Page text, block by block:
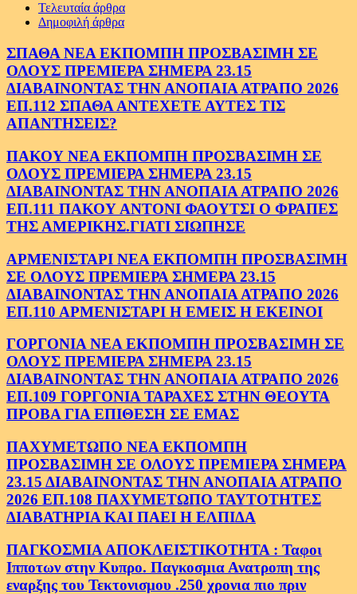
Τελευταία άρθρα
Δημοφιλή άρθρα
ΣΠΑΘΑ ΝΕΑ ΕΚΠΟΜΠΗ ΠΡΟΣΒΑΣΙΜΗ ΣΕ
ΟΛΟΥΣ ΠΡΕΜΙΕΡΑ ΣΗΜΕΡΑ 23.15
ΔΙΑΒΑΙΝΟΝΤΑΣ ΤΗΝ ΑΝΟΠΑΙΑ ΑΤΡΑΠΟ 2026
ΕΠ.112 ΣΠΑΘΑ ΑΝΤΕΧΕΤΕ ΑΥΤΕΣ ΤΙΣ
ΑΠΑΝΤΗΣΕΙΣ?
ΠΑΚΟΥ ΝΕΑ ΕΚΠΟΜΠΗ ΠΡΟΣΒΑΣΙΜΗ ΣΕ
ΟΛΟΥΣ ΠΡΕΜΙΕΡΑ ΣΗΜΕΡΑ 23.15
ΔΙΑΒΑΙΝΟΝΤΑΣ ΤΗΝ ΑΝΟΠΑΙΑ ΑΤΡΑΠΟ 2026
ΕΠ.111 ΠΑΚΟΥ ΑΝΤΟΝΙ ΦΑΟΥΤΣΙ Ο ΦΡΑΠΕΣ
ΤΗΣ ΑΜΕΡΙΚΗΣ.ΓΙΑΤΙ ΣΙΩΠΗΣΕ
ΑΡΜΕΝΙΣΤΑΡΙ ΝΕΑ ΕΚΠΟΜΠΗ ΠΡΟΣΒΑΣΙΜΗ
ΣΕ ΟΛΟΥΣ ΠΡΕΜΙΕΡΑ ΣΗΜΕΡΑ 23.15
ΔΙΑΒΑΙΝΟΝΤΑΣ ΤΗΝ ΑΝΟΠΑΙΑ ΑΤΡΑΠΟ 2026
ΕΠ.110 ΑΡΜΕΝΙΣΤΑΡΙ Η ΕΜΕΙΣ Η ΕΚΕΙΝΟΙ
ΓΟΡΓΟΝΙΑ ΝΕΑ ΕΚΠΟΜΠΗ ΠΡΟΣΒΑΣΙΜΗ ΣΕ
ΟΛΟΥΣ ΠΡΕΜΙΕΡΑ ΣΗΜΕΡΑ 23.15
ΔΙΑΒΑΙΝΟΝΤΑΣ ΤΗΝ ΑΝΟΠΑΙΑ ΑΤΡΑΠΟ 2026
ΕΠ.109 ΓΟΡΓΟΝΙΑ ΤΑΡΑΧΕΣ ΣΤΗΝ ΘΕΟΥΤΑ
ΠΡΟΒΑ ΓΙΑ ΕΠΙΘΕΣΗ ΣΕ ΕΜΑΣ
ΠΑΧΥΜΕΤΩΠΟ ΝΕΑ ΕΚΠΟΜΠΗ
ΠΡΟΣΒΑΣΙΜΗ ΣΕ ΟΛΟΥΣ ΠΡΕΜΙΕΡΑ ΣΗΜΕΡΑ
23.15 ΔΙΑΒΑΙΝΟΝΤΑΣ ΤΗΝ ΑΝΟΠΑΙΑ ΑΤΡΑΠΟ
2026 ΕΠ.108 ΠΑΧΥΜΕΤΩΠΟ ΤΑΥΤΟΤΗΤΕΣ
ΔΙΑΒΑΤΗΡΙΑ ΚΑΙ ΠΑΕΙ Η ΕΛΠΙΔΑ
ΠΑΓΚΟΣΜΙΑ ΑΠΟΚΛΕΙΣΤΙΚΟΤΗΤΑ : Ταφοι
Ιπποτων στην Κυπρο. Παγκοσμια Ανατροπη της
εναρξης του Τεκτονισμου .250 χρονια πιο πριν